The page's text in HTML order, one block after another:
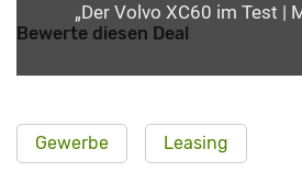
„Der Volvo XC60 im Test |
Bewerte diesen Deal
Gewerbe Leasing